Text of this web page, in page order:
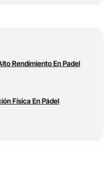
Rendimiento En Padel
Física En Pádel